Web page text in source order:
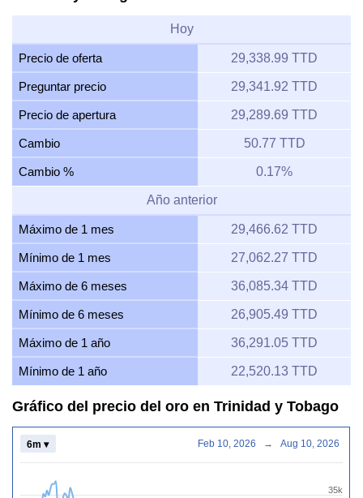
Hoy
Precio de oferta 29,338.99 TTD
Preguntar precio 29,341.92 TTD
Precio de apertura 29,289.69 TTD
Cambio 50.77 TTD
Cambio % 0.17%
Año anterior
Máximo de 1 mes 29,466.62 TTD
Mínimo de 1 mes 27,062.27 TTD
Máximo de 6 meses 36,085.34 TTD
Mínimo de 6 meses 26,905.49 TTD
Máximo de 1 año 36,291.05 TTD
Mínimo de 1 año 22,520.13 TTD
Gráfico del precio del oro en Trinidad y Tobago
35k
6m ▾ Feb 10, 2026 → Aug 10, 2026